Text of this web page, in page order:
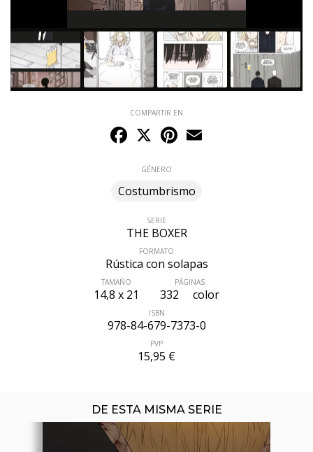
COMPARTIR EN
Facebook
X Pinterest
GÉNERO
Costumbrismo
SERIE
THE BOXER
FORMATO
Rústica con solapas
TAMAÑO
14,8 x 21
PÁGINAS
332 color
ISBN
978-84-679-7373-0
PVP
15,95 €
DE ESTA MISMA SERIE
ÚLTIMO NÚMERO PUBLICADO